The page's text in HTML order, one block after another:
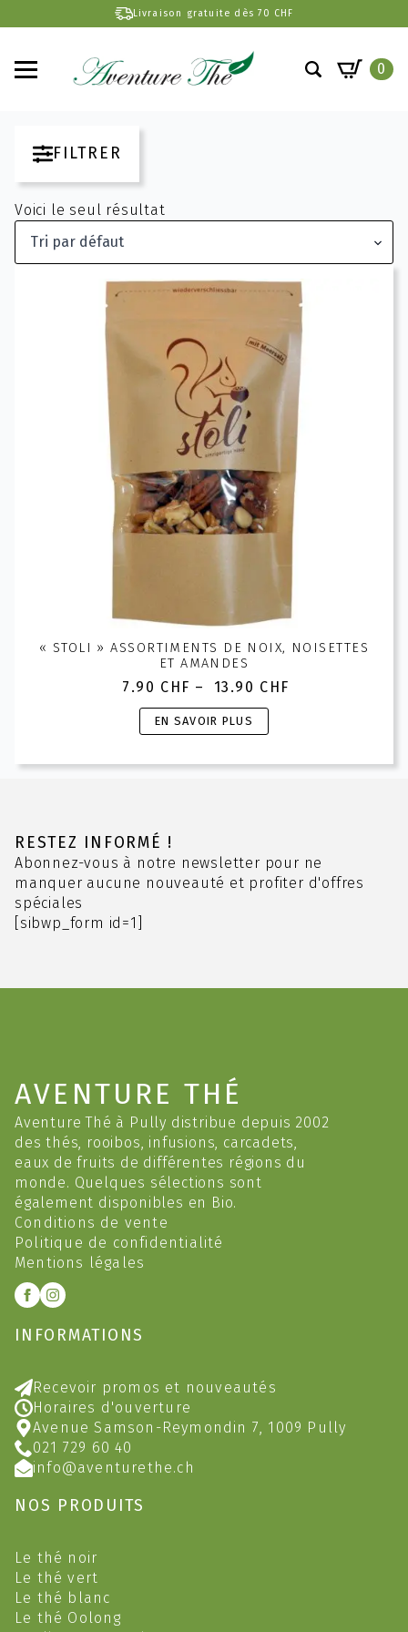
Livraison gratuite dès 70 CHF
0
FILTRER
Voici le seul résultat
« STOLI » ASSORTIMENTS DE NOIX, NOISETTES
ET AMANDES
7.90 CHF – 13.90 CHF
Plage
de
prix :
à
EN SAVOIR PLUS
Ce
produit
options
peuvent
être
sur
RESTEZ INFORMÉ !
Abonnez-vous à notre newsletter pour ne
manquer aucune nouveauté et profiter d'offres
spéciales
[sibwp_form id=1]
AVENTURE THÉ
Aventure Thé à Pully distribue depuis 2002
des thés, rooibos, infusions, carcadets,
eaux de fruits de différentes régions du
monde. Quelques sélections sont
également disponibles en Bio.
Conditions de vente
Politique de confidentialité
Mentions légales
INFORMATIONS
Recevoir promos et nouveautés
Horaires d'ouverture
Avenue Samson-Reymondin 7, 1009 Pully
021 729 60 40
info@aventurethe.ch
NOS PRODUITS
Le thé noir
Le thé vert
Le thé blanc
Le thé Oolong